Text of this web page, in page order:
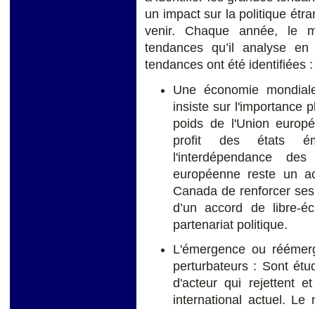
un impact sur la politique
venir. Chaque année, le
tendances qu’il analyse
tendances ont été identifiées :
Une économie
insiste sur l'importance
poids de l'Union
profit des états
l'interdépendance
européenne reste un
Canada de renforcer
d’un accord de libre-
partenariat politique.
L'émergence ou
perturbateurs : Sont
d'acteur qui rejettent
international actuel. Le